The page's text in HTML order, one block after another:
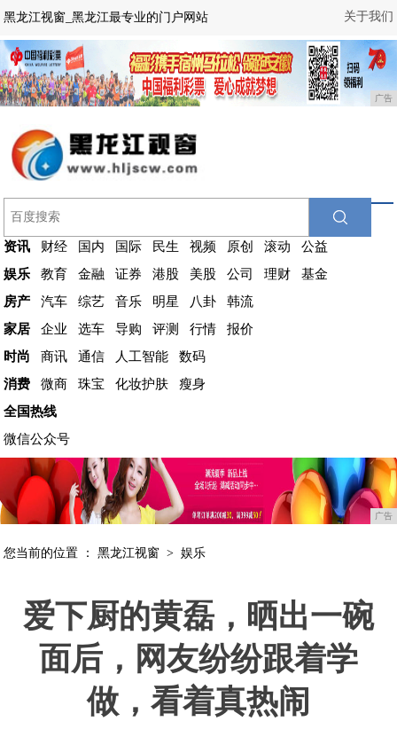
关于我们
黑龙江视窗_黑龙江最专业的门户网站
广告
资讯 财经 国内 国际 民生 视频 原创 滚动
公益
娱乐
教育 金融 证券 港股 美股 公司 理财
基金
房产
汽车 综艺 音乐 明星 八卦
韩流
家居
企业 选车 导购 评测 行情
报价
时尚
商讯 通信 人工智能
数码
消费
微商 珠宝 化妆护肤
瘦身
全国热线
微信公众号
广告
您当前的位置 ：黑龙江视窗 >娱乐
爱下厨的黄磊，晒出一碗
面后，网友纷纷跟着学
做，看着真热闹